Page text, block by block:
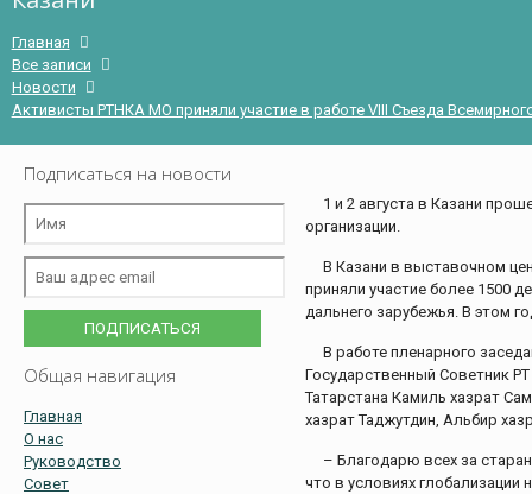
Главная
Все записи
Новости
Активисты РТНКА МО приняли участие в работе VIII Съезда
1 и 2 августа в Казани
организации.
В Казани в выставочном
приняли участие более 1500
дальнего зарубежья. В этом
В работе пленарного
Государственный Советник
Татарстана Камиль хазрат
хазрат Таджутдин, Альбир
– Благодарю всех за
что в условиях глобализации
Подписаться на новости
Общая навигация
Главная
О нас
Руководство
Совет